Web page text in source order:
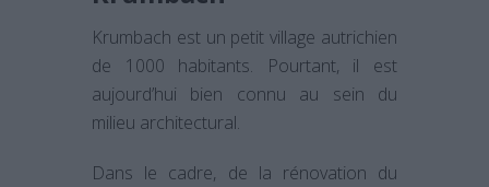
Krumbach est un petit village autrichien
de 1000 habitants. Pourtant, il est
aujourd’hui bien connu au sein du
milieu architectural.
Dans le cadre, de la rénovation du